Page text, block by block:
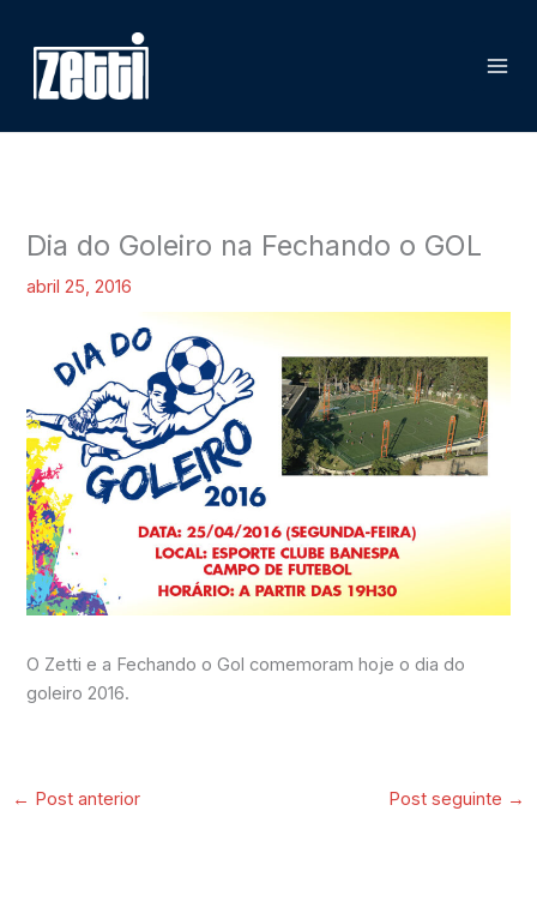
para
conteúdo
Dia do Goleiro na Fechando o GOL
abril 25, 2016
O Zetti e a Fechando o Gol comemoram hoje o dia do
goleiro 2016.
← Post anterior Post seguinte →
e
a
r